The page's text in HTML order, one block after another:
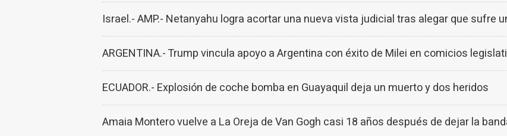
Israel.- AMP.- Netanyahu logra acortar una nueva vista judicial tras alegar que sufre
ARGENTINA.- Trump vincula apoyo a Argentina con éxito de Milei en comicios
ECUADOR.- Explosión de coche bomba en Guayaquil deja un muerto y dos heridos
Amaia Montero vuelve a La Oreja de Van Gogh casi 18 años después de dejar la